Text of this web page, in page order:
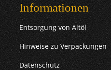
Informationen
Entsorgung von Altöl
Hinweise zu Verpackungen
Datenschutz